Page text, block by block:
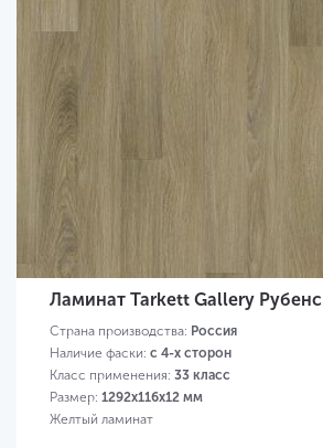
Ламинат Tarkett Gallery Рубенс
Страна производства: Россия
Наличие фаски: с 4-х сторон
Класс применения: 33 класс
Размер: 1292х116х12 мм
Желтый ламинат